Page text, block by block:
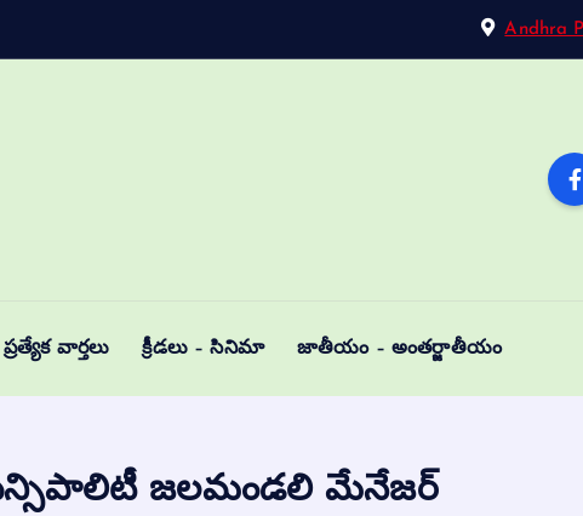
Andhra
ప్రత్యేక వార్తలు క్రీడలు – సినిమా జాతీయం – అంతర్జాతీయం
జలమండలి మేనేజర్‌